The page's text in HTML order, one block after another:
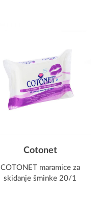
Cotonet
COTONET maramice za
skidanje šminke 20/1